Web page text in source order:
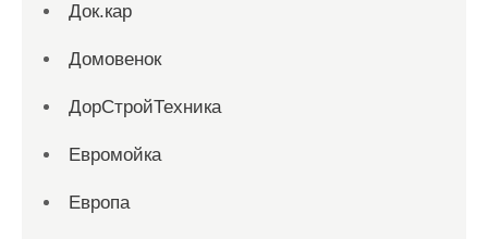
Док.кар
Домовенок
ДорСтройТехника
Евромойка
Европа